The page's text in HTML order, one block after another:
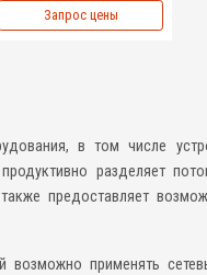
Запрос цены
в том числе
разделяет
предоставляет
возможно применять